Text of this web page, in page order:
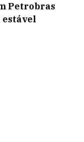
Petrobras
estável